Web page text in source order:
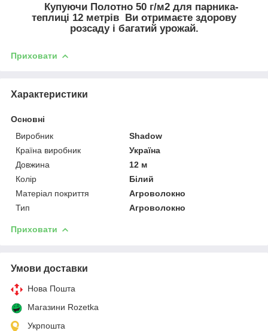
Купуючи Полотно 50 г/м2 для парника-
теплиці 12 метрів Ви отримаєте здорову
розсаду і багатий урожай.
Приховати
Характеристики
Основні
Виробник
Shadow
Країна виробник
Україна
Довжина
12 м
Колір
Білий
Матеріал покриття
Агроволокно
Тип
Агроволокно
Приховати
Умови доставки
Нова Пошта
Магазини Rozetka
Укрпошта